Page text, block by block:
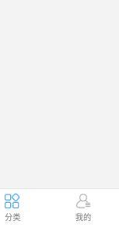
分类 我的